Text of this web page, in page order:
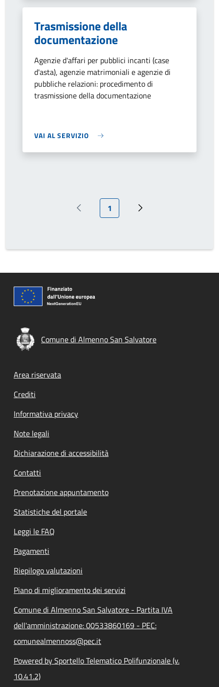
Trasmissione della
documentazione
Agenzie d'affari per pubblici incanti (case
d'asta), agenzie matrimoniali e agenzie di
pubbliche relazioni: procedimento di
trasmissione della documentazione
VAI AL SERVIZIO
Pagina precedente
Pagina attuale
1 Prossima pagina
Comune di Almenno San Salvatore
Footer menu
Area riservata
Crediti
Informativa privacy
Note legali
Dichiarazione di accessibilità
Contatti
Prenotazione appuntamento
Statistiche del portale
Leggi le FAQ
Pagamenti
Riepilogo valutazioni
Piano di miglioramento dei servizi
Comune di Almenno San Salvatore - Partita IVA
dell'amministrazione: 00533860169 - PEC:
comunealmennoss@pec.it
Powered by Sportello Telematico Polifunzionale (v.
10.41.2)